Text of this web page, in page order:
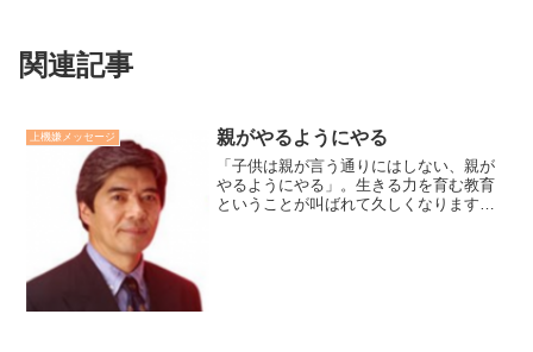
関連記事
上機嫌メッセージ 親がやるようにやる
「子供は親が言う通りにはしない、親が
やるようにやる」。生きる力を育む教育
ということが叫ばれて久しくなります。